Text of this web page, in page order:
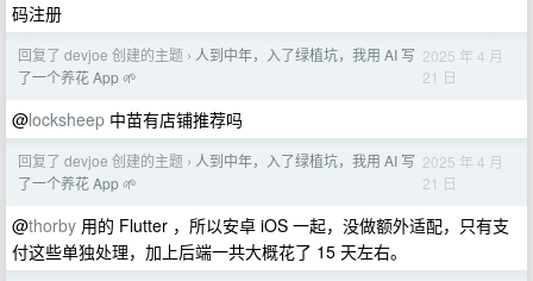
码注册
回复了 devjoe 创建的主题 › 人到中年，入了绿植坑，我用 AI 写
了一个养花 App 🌱
2025 年 4 月
21 日
@locksheep 中苗有店铺推荐吗
回复了 devjoe 创建的主题 › 人到中年，入了绿植坑，我用 AI 写
了一个养花 App 🌱
2025 年 4 月
21 日
@thorby 用的 Flutter ，所以安卓 iOS 一起，没做额外适配，只有支
付这些单独处理，加上后端一共大概花了 15 天左右。